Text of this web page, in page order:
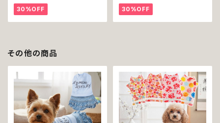
ント 結婚 新築 開店 周年 バー
スデイ 誕生日 ご褒美
30%OFF
贈り物 プレゼント 結婚 新築 開
店 周年 バースデイ 誕生日 ご褒
美
30%OFF
その他の商品